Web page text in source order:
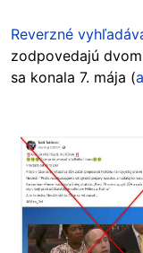
Reverzné
zodpovedajú
sa konala 7. mája (
Image